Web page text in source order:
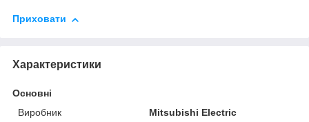
Приховати
Характеристики
Основні
Виробник
Mitsubishi Electric